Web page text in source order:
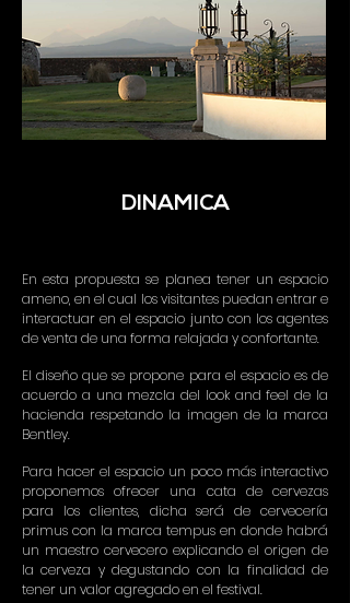
DINAMICA
En esta propuesta se planea tener un espacio
ameno, en el cual los visitantes puedan entrar e
interactuar en el espacio junto con los agentes
de venta de una forma relajada y confortante.
El diseño que se propone para el espacio es de
acuerdo a una mezcla del look and feel de la
hacienda respetando la imagen de la marca
Bentley.
Para hacer el espacio un poco más interactivo
proponemos ofrecer una cata de cervezas
para los clientes, dicha será de cervecería
primus con la marca tempus en donde habrá
un maestro cervecero explicando el origen de
la cerveza y degustando con la finalidad de
tener un valor agregado en el festival.